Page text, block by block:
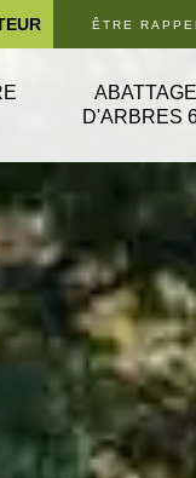
ÊTRE
ABATTAGE
D'ARBRES